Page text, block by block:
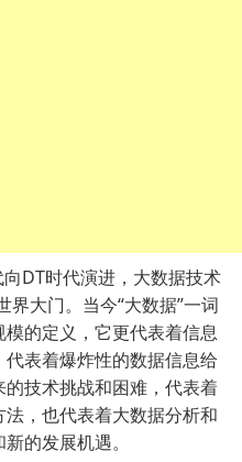
DT时代演进，大数据技术
大门。当今“大数据”一词
的定义，它更代表着信息
表着爆炸性的数据信息给
技术挑战和困难，代表着
，也代表着大数据分析和
的发展机遇。